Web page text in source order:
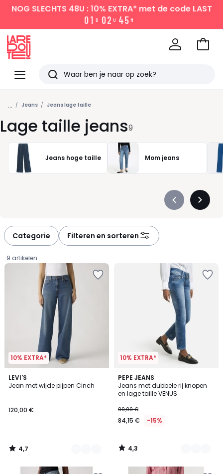
NOG SLECHTS 48U : 10% EXTRA* met de code LAST
01 D 02 U 45 M
Menu
Redoute
Zoeken
Laatst
bekeken
Naar
... Jeans Jeans lage taille
Lage taille jeans9
Jeans hoge taille Mom jeans
Précédent
Categorie Filteren en sorteren
9 artikelen
10% EXTRA*
LEVI'S
Jean met wijde pijpen Cinch
€.
120,00 €
4,7
/ 5
4
Kleuren
4,7
/
10% EXTRA*
PEPE JEANS
Jeans met dubbele rij knopen
en lage taille VENUS
99,00 €
84,15 € -15%
4,3
/ 5
2
Kleuren
4,3
/